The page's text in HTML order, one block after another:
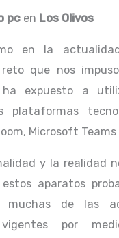
pc en Los Olivos
en la
que nos
ha expuesto a
plataformas
Microsoft
y la realidad
aparatos
muchas de las
vigentes por